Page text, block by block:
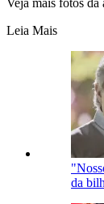
Leia Mais
da